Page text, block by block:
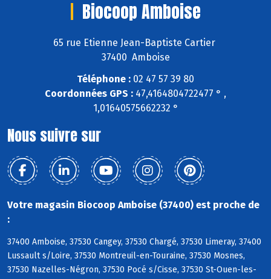
Biocoop Amboise
65 rue Etienne Jean-Baptiste Cartier
37400 Amboise
Téléphone : 02 47 57 39 80
Coordonnées GPS : 47,4164804722477 ° ,
1,01640575662232 °
Nous suivre sur
Votre magasin Biocoop Amboise (37400) est proche de
:
37400 Amboise, 37530 Cangey, 37530 Chargé, 37530 Limeray, 37400
Lussault s/Loire, 37530 Montreuil-en-Touraine, 37530 Mosnes,
37530 Nazelles-Négron, 37530 Pocé s/Cisse, 37530 St-Ouen-les-